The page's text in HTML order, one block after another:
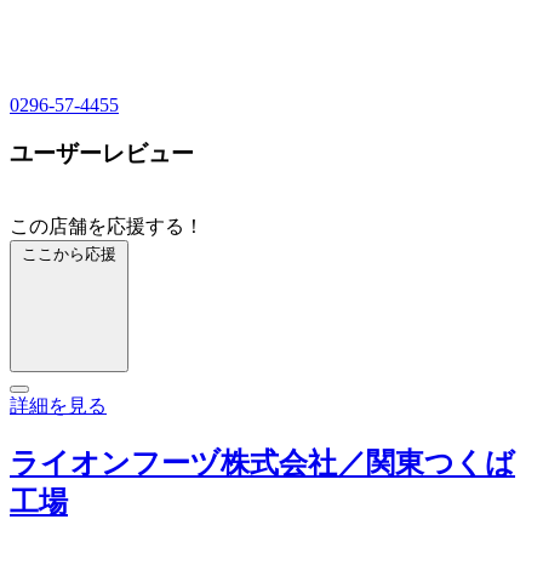
0296-57-4455
ユーザーレビュー
この店舗を応援する！
ここから応援
詳細を見る
ライオンフーヅ株式会社／関東つくば
工場